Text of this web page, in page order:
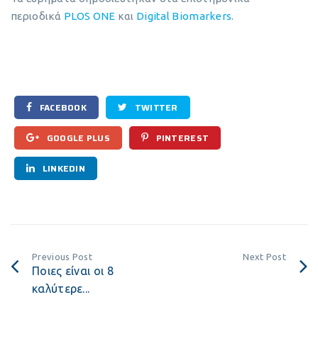
περιοδικά PLOS ONE και Digital Biomarkers.
FACEBOOK TWITTER
GOOGLE PLUS PINTEREST
LINKEDIN
Previous Post
Ποιες είναι οι 8
καλύτερε...
Next Post